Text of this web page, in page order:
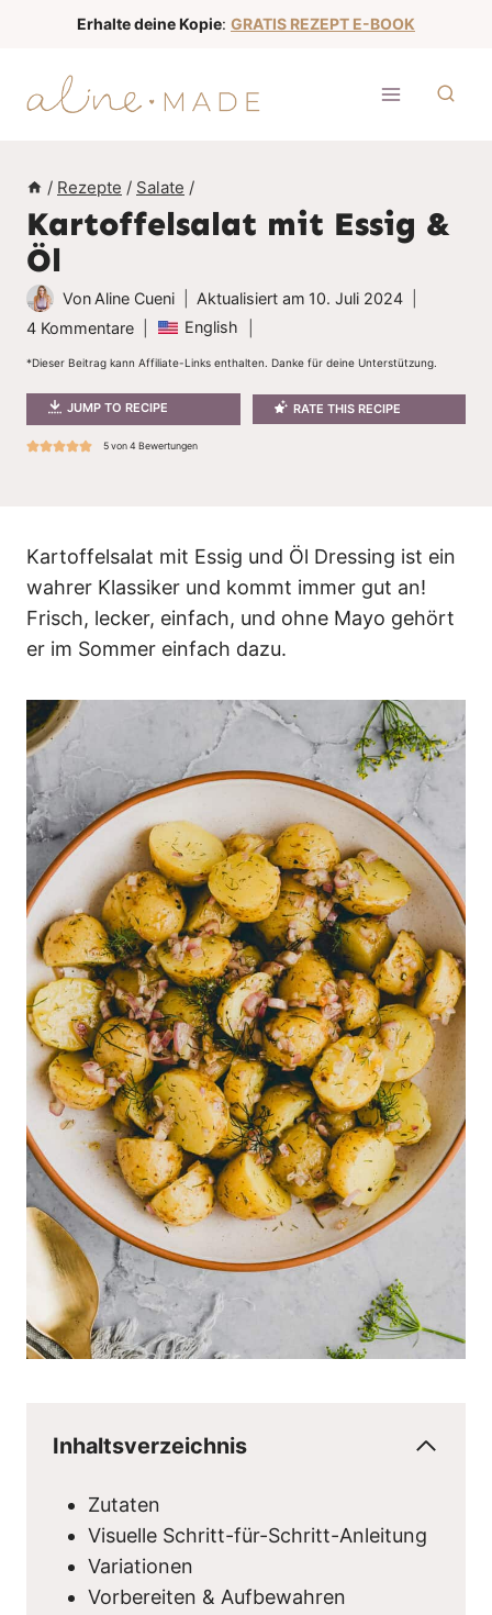
Erhalte deine Kopie: GRATIS REZEPT E-BOOK
/ Rezepte / Salate /
Kartoffelsalat mit Essig &
Öl
Von Aline Cueni Aktualisiert am 10. Juli 2024
4 Kommentare
English
*Dieser Beitrag kann Affiliate-Links enthalten. Danke für deine Unterstützung.
JUMP TO RECIPE RATE THIS RECIPE
5von4 Bewertungen
Kartoffelsalat mit Essig und Öl Dressing ist ein
wahrer Klassiker und kommt immer gut an!
Frisch, lecker, einfach, und ohne Mayo gehört
er im Sommer einfach dazu.
Inhaltsverzeichnis
Zutaten
Visuelle Schritt-für-Schritt-Anleitung
Variationen
Vorbereiten & Aufbewahren